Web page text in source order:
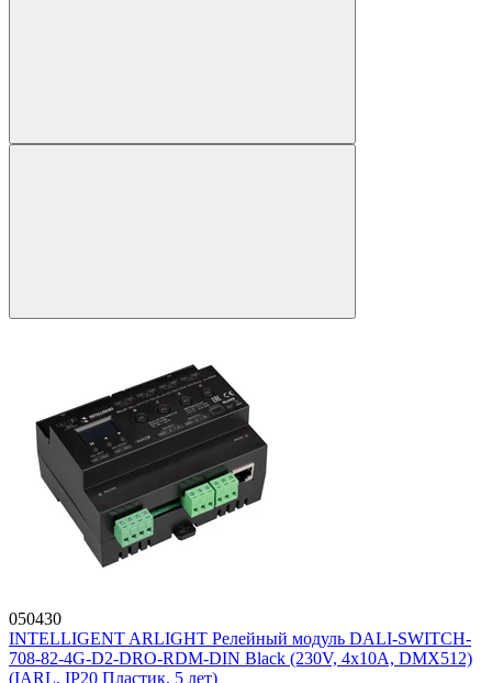
050430
INTELLIGENT ARLIGHT Релейный модуль DALI-SWITCH-
708-82-4G-D2-DRO-RDM-DIN Black (230V, 4x10A, DMX512)
(IARL, IP20 Пластик, 5 лет)